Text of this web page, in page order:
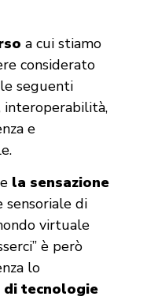
a cui stiamo
considerato
seguenti
interoperabilità,
e
la sensazione
sensoriale di
virtuale
è però
lo
di tecnologie